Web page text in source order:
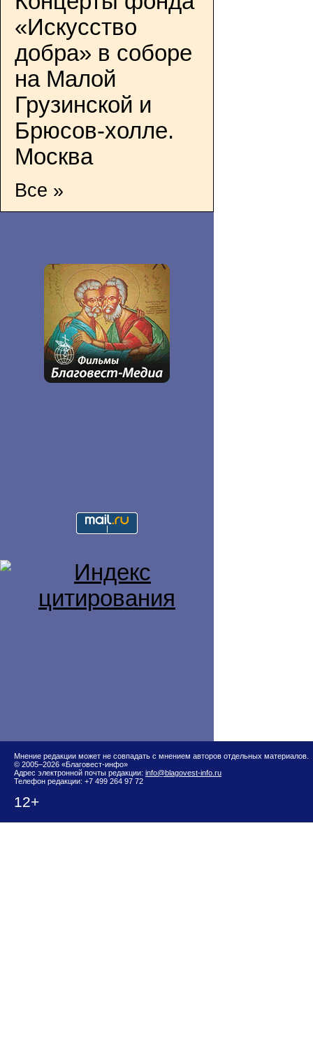
«Искусство
добра» в соборе
на Малой
Грузинской и
Брюсов-холле.
Москва
Все »
Мнение редакции может не совпадать с мнением авторов отдельных материалов.
© 2005–2026 «Благовест-инфо»
Адрес электронной почты редакции: info@blagovest-info.ru
Телефон редакции: +7 499 264 97 72
12+